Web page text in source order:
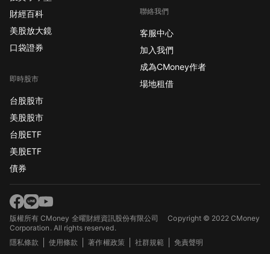
財經百科
美股放大鏡
口袋證券
即時股市
台股股市
美股股市
台股ETF
美股ETF
債券
聯絡我們
客服中心
加入我們
成為CMoney作者
場地租借
版權所有 CMoney 全曜財經資訊股份有限公司Copyright © 2022 CMoney
Corporation. All rights reserved.
隱私條款
使用條款 著作權政策 社群規範 免責聲明